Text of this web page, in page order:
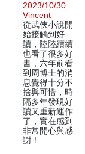
2023/10/30
Vincent
從武俠小說開
始接觸到好
讀，陸陸續續
也看了很多好
書，六年前看
到周博士的消
息覺得十分不
捨與可惜，時
隔多年發現好
讀又重新運作
了，實在感到
非常開心與感
謝！